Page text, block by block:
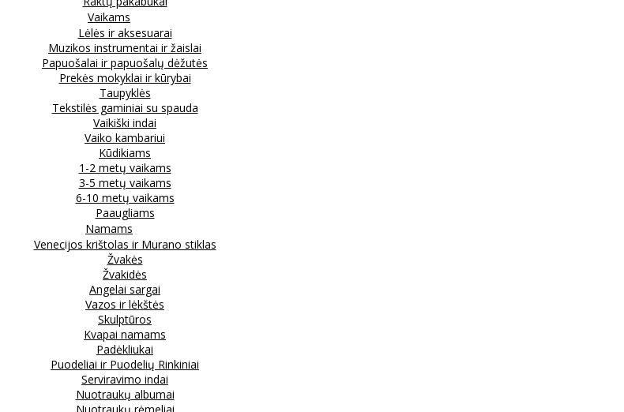
Vaikams
Lėlės ir aksesuarai
Muzikos instrumentai ir žaislai
Papuošalai ir papuošalų dėžutės
Prekės mokyklai ir kūrybai
Taupyklės
Tekstilės gaminiai su spauda
Vaikiški indai
Vaiko kambariui
Kūdikiams
1-2 metų vaikams
3-5 metų vaikams
6-10 metų vaikams
Paaugliams
Namams
Venecijos krištolas ir Murano stiklas
Žvakės
Žvakidės
Angelai sargai
Vazos ir lėkštės
Skulptūros
Kvapai namams
Padėkliukai
Puodeliai ir Puodelių Rinkiniai
Serviravimo indai
Nuotraukų albumai
Nuotraukų rėmeliai